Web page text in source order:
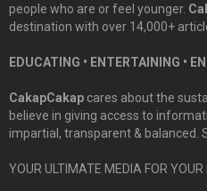
people who are or feel younger.
destination with over 14,000+
EDUCATING • ENTERTAINING •
CakapCakap cares about the
believe in giving access to
impartial, transparent & balanced.
YOUR ULTIMATE MEDIA FOR YOUR